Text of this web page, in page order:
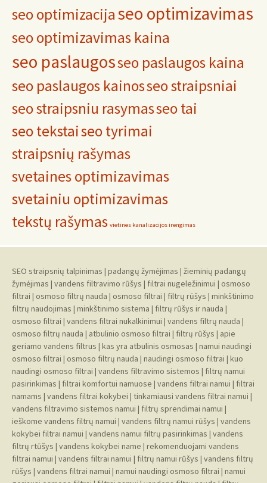
seo optimizacijaseo optimizavimas
seo optimizavimas kaina
seo paslaugosseo paslaugos kaina
seo paslaugos kainosseo straipsniai
seo straipsniu rasymasseo tai
seo tekstaiseo tyrimai
straipsnių rašymas
svetaines optimizavimas
svetainiu optimizavimas
tekstų rašymas vietines kanalizacijos irengimas
SEO straipsnių talpinimas | padangų žymėjimas | žieminių padangų
žymėjimas | vandens filtravimo rūšys | filtrai nugeležinimui | osmoso
filtrai | osmoso filtrų nauda | osmoso filtrai | filtrų rūšys | minkštinimo
filtrų naudojimas | minkštinimo sistema | filtrų rūšys ir nauda |
osmoso filtrai | vandens filtrai nukalkinimui | vandens filtrų nauda |
osmoso filtrų nauda | atbulinio osmoso filtrai | filtrų rūšys | apie
geriamo vandens filtrus | kas yra atbulinis osmosas | namui naudingi
osmoso filtrai | osmoso filtrų nauda | naudingi osmoso filtrai | kuo
naudingi osmoso filtrai | vandens filtravimo sistemos | filtrų namui
pasirinkimas | filtrai komfortui namuose | vandens filtrai namui | filtrai
namams | vandens filtrai kokybei | tinkamiausi vandens filtrai namui |
vandens filtravimo sistemos namui | filtrų sprendimai namui |
ieškome vandens filtrų namui | vandens filtrų namui rūšys | vandens
kokybei filtrai namui | vandens namui filtrų pasirinkimas | vandens
filtrų rtūšys | vandens kokybei name | rekomenduojami vandens
filtrai namui | vandens filtrai namui | filtrų namui rūšys | vandens filtrų
rūšys | vandens filtrai namui | namui naudingi osmoso filtrai | namui